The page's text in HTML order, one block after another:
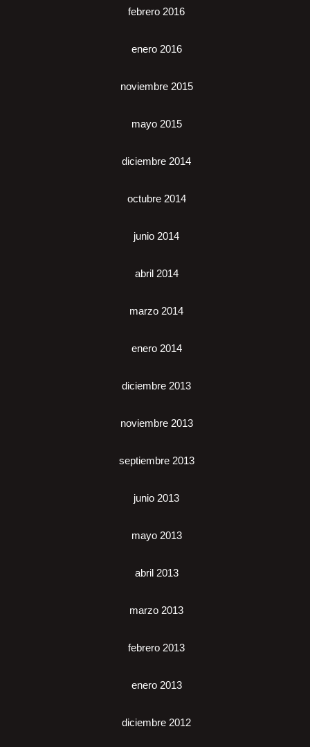
febrero 2016
enero 2016
noviembre 2015
mayo 2015
diciembre 2014
octubre 2014
junio 2014
abril 2014
marzo 2014
enero 2014
diciembre 2013
noviembre 2013
septiembre 2013
junio 2013
mayo 2013
abril 2013
marzo 2013
febrero 2013
enero 2013
diciembre 2012